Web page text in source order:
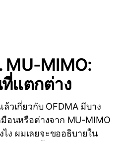
MU-MIMO:
แตกต่าง
วเกี่ยวกับ OFDMA มีบาง
อนหรือต่างจาก MU-MIMO
ง ผมเลยจะขออธิบายใน